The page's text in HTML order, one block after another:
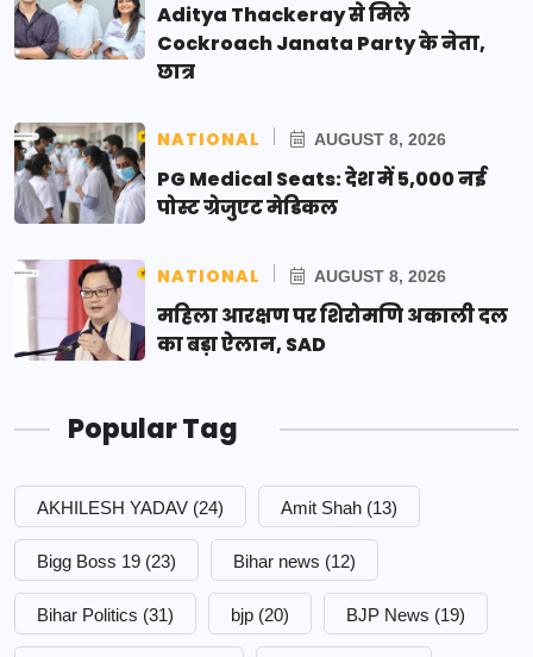
Aditya Thackeray से मिले
Cockroach Janata Party के नेता,
छात्र
NATIONAL AUGUST 8, 2026
PG Medical Seats: देश में 5,000 नई
पोस्ट ग्रेजुएट मेडिकल
NATIONAL AUGUST 8, 2026
महिला आरक्षण पर शिरोमणि अकाली दल
का बड़ा ऐलान, SAD
Popular Tag
AKHILESH YADAV (24) Amit Shah (13)
Bigg Boss 19 (23) Bihar news (12)
Bihar Politics (31) bjp (20) BJP News (19)